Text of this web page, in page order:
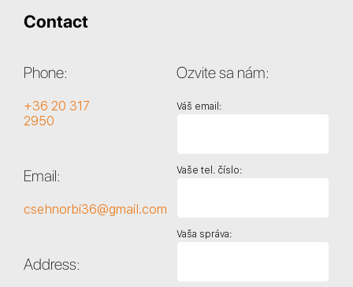
Contact
Phone:
+36 20 317
2950
Email:
csehnorbi36@gmail.com
Address:
Ozvite sa nám:
Váš email:
Vaše tel. číslo:
Vaša správa: